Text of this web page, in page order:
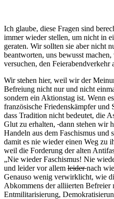
Ich glaube, diese Fragen sind
immer wieder stellen, um nicht in
geraten. Wir sollten sie aber nicht
beantworten, uns bewusst
versuchen, den
Wir stehen hier, weil wir der
Befreiung nicht nur und nicht
sondern ein Aktionstag ist. Wenn
französische Friedenskämpfer und
dass Tradition nicht bedeutet, die
Glut zu erhalten, dann stehen wir
Handeln aus dem Faschismus und
damit es nie wieder einen Weg zu
weil die Forderung der alten
„Nie wieder Faschismus! Nie
und leider vor allem leidernach
Genauso wenig verwirklicht, wie
Abkommens der alliierten Befreier
Entmilitarisierung,